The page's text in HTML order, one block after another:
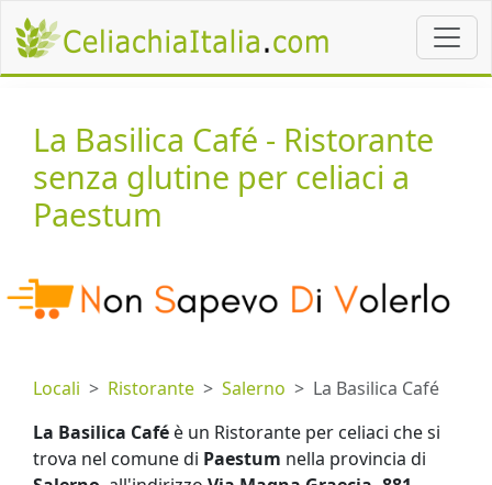
La Basilica Café - Ristorante
senza glutine per celiaci a
Paestum
Locali Ristorante Salerno
La Basilica Café
La Basilica Café è un Ristorante per celiaci che si
trova nel comune di Paestum nella provincia di